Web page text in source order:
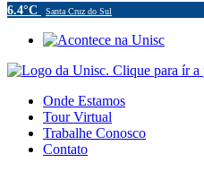
6.4°C Santa Cruz do Sul
Onde Estamos
Tour Virtual
Trabalhe Conosco
Contato